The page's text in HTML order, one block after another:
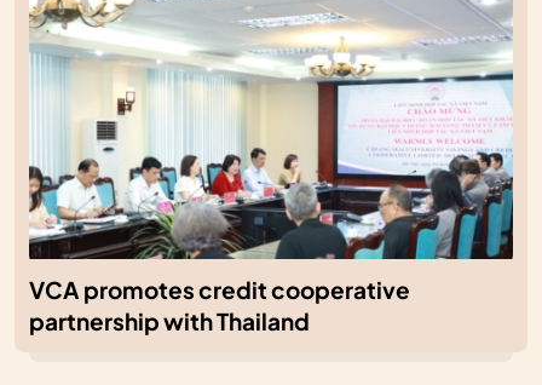
VCA promotes credit cooperative
partnership with Thailand